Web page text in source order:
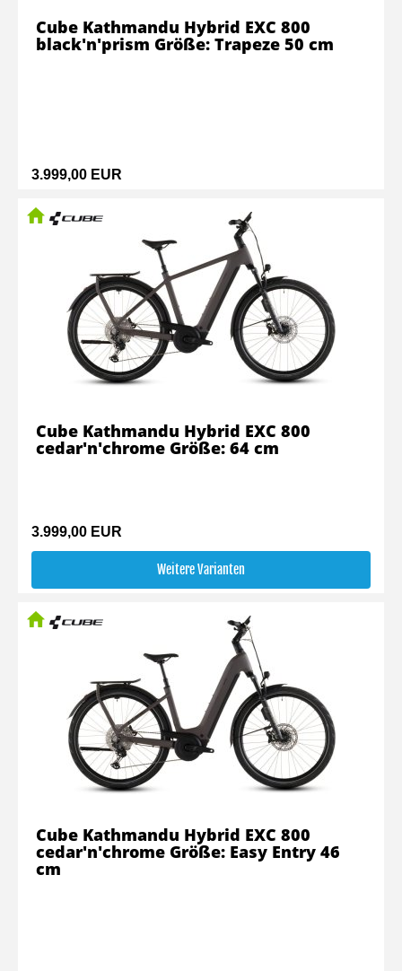
3.999,00 EUR
Cube Kathmandu Hybrid EXC 800
black'n'prism Größe: Trapeze 50 cm
3.999,00 EUR
Weitere Varianten
Cube Kathmandu Hybrid EXC 800
cedar'n'chrome Größe: 64 cm
Cube Kathmandu Hybrid EXC 800
cedar'n'chrome Größe: Easy Entry 46
cm